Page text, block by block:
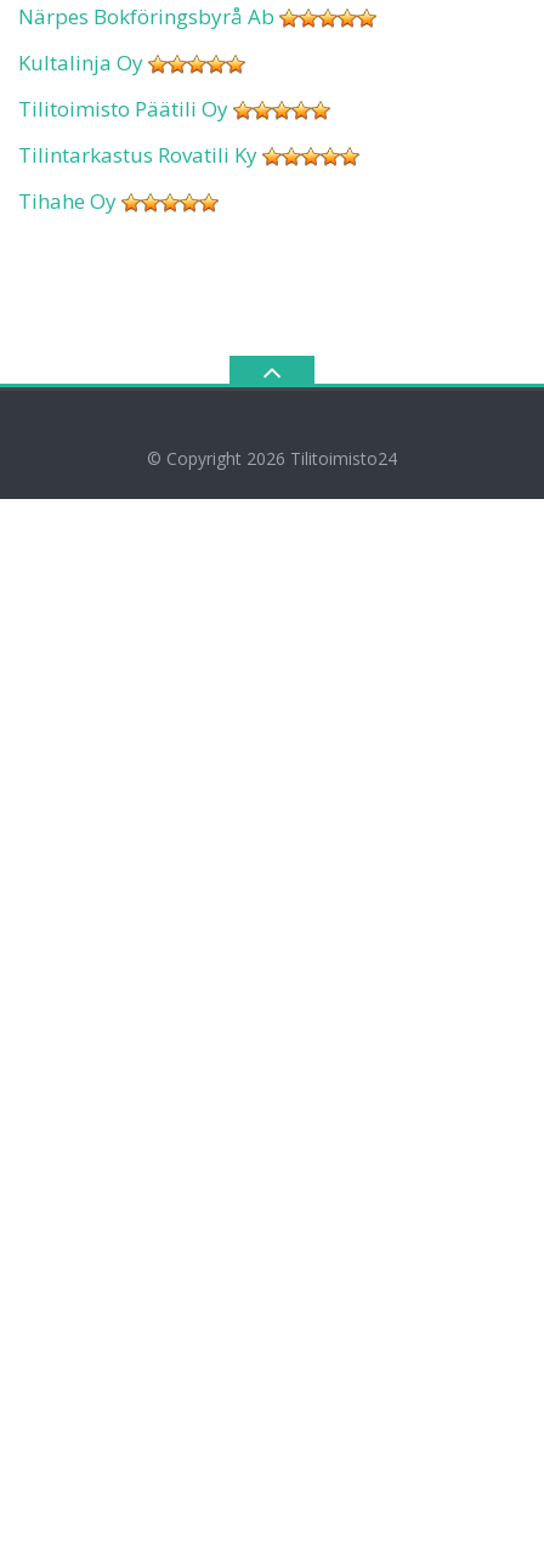
Närpes Bokföringsbyrå Ab
Kultalinja Oy
Tilitoimisto Päätili Oy
Tilintarkastus Rovatili Ky
Tihahe Oy
© Copyright 2026 Tilitoimisto24